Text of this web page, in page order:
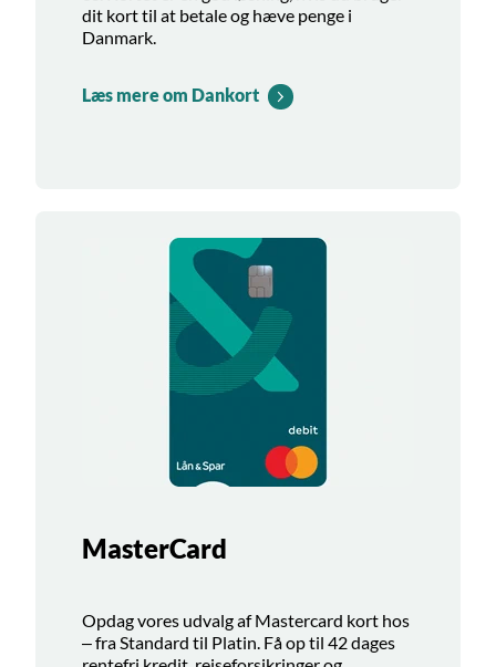
dit kort til at betale og hæve penge i
Danmark.
Læs mere om Dankort
MasterCard
Opdag vores udvalg af Mastercard kort hos
– fra Standard til Platin. Få op til 42 dages